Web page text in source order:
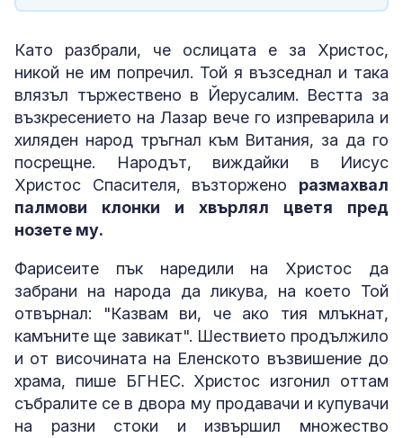
Като разбрали, че ослицата е за Христос,
никой не им попречил. Той я възседнал и така
влязъл тържествено в Йерусалим. Вестта за
възкресението на Лазар вече го изпреварила и
хиляден народ тръгнал към Витания, за да го
посрещне. Народът, виждайки в Иисус
Христос Спасителя, възторжено размахвал
палмови клонки и хвърлял цветя пред
нозете му.
Фарисеите пък наредили на Христос да
забрани на народа да ликува, на което Той
отвърнал: "Казвам ви, че ако тия млъкнат,
камъните ще завикат". Шествието продължило
и от височината на Еленското възвишение до
храма, пише БГНЕС. Христос изгонил оттам
събралите се в двора му продавачи и купувачи
на разни стоки и извършил множество